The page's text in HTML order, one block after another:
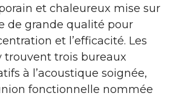
et chaleureux mise sur
de grande qualité pour
et l’efficacité. Les
trouvent trois bureaux
à l’acoustique soignée,
fonctionnelle nommée